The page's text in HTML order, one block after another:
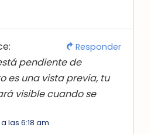
pendiente de
es una vista previa, tu
visible cuando se
las 6:18 am
Responder